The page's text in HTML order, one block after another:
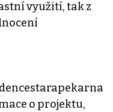
využití, tak z
o projektu,